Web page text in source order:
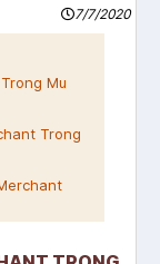
7/7/2020
Mu
Trong